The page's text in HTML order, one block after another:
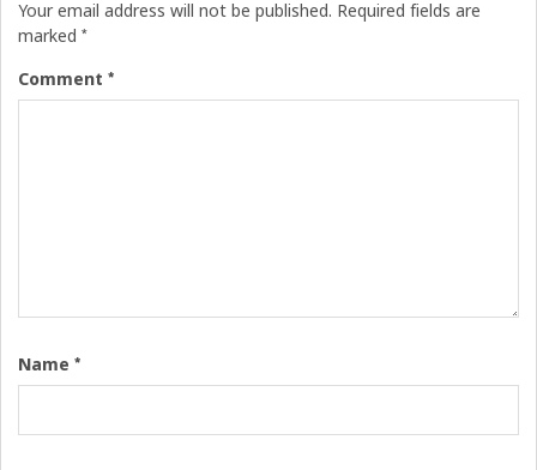
Your email address will not be published. Required fields are
marked *
Comment *
Name *